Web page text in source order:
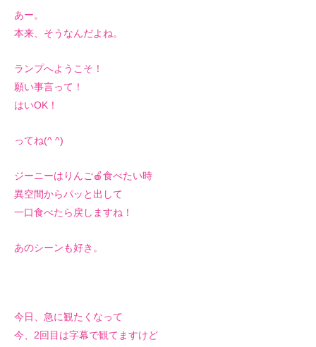
あー。
本来、そうなんだよね。
ランプへようこそ！
願い事言って！
はいOK！
ってね(^ ^)
ジーニーはりんご🍎食べたい時
異空間からパッと出して
一口食べたら戻しますね！
あのシーンも好き。
今日、急に観たくなって
今、2回目は字幕で観てますけど